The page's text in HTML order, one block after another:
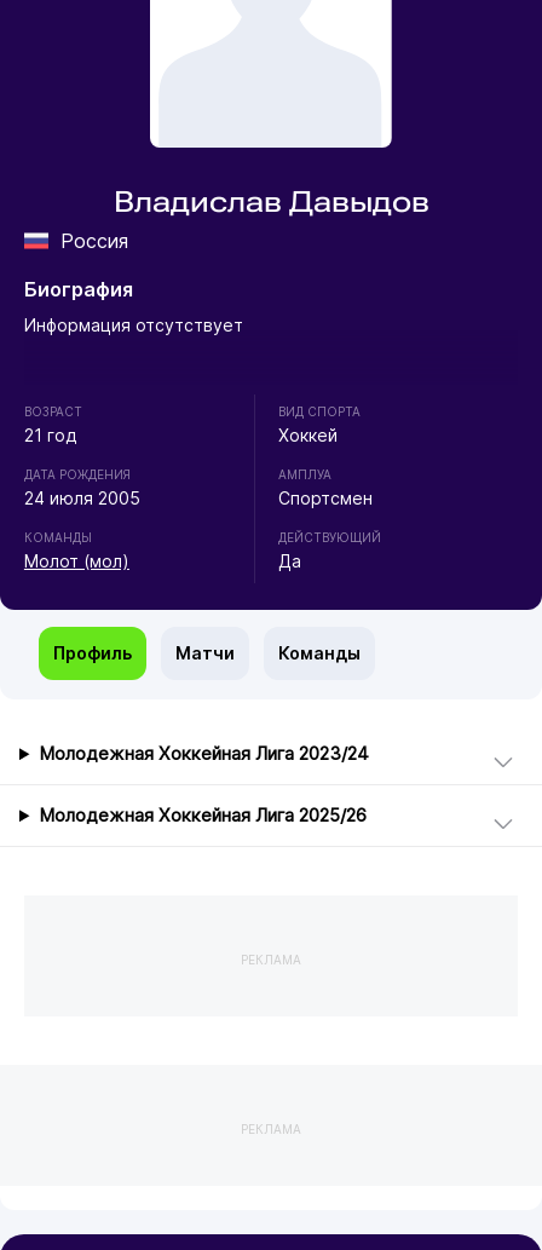
Владислав Давыдов
Россия
Биография
Информация отсутствует
ВОЗРАСТ
21 год
ДАТА РОЖДЕНИЯ
24 июля 2005
КОМАНДЫ
Молот (мол)
ВИД СПОРТА
Хоккей
АМПЛУА
Спортсмен
ДЕЙСТВУЮЩИЙ
Да
Профиль Матчи Команды
Молодежная Хоккейная Лига 2023/24
Молодежная Хоккейная Лига 2025/26
РЕКЛАМА
РЕКЛАМА